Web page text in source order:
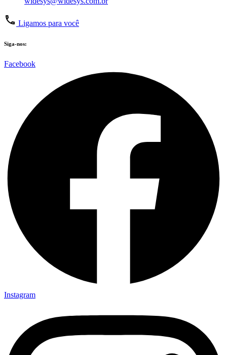
Ligamos para você
Siga-nos:
Facebook
Instagram